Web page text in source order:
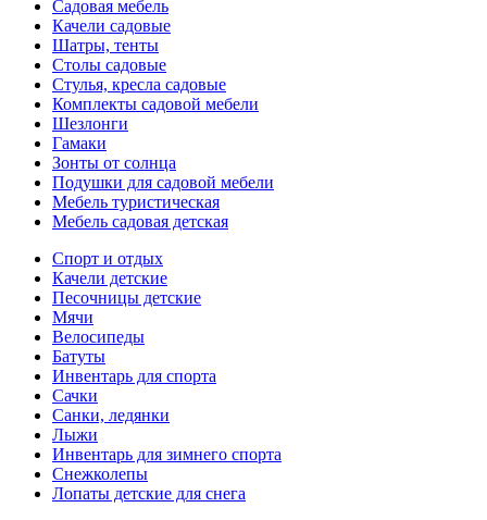
Садовая мебель
Качели садовые
Шатры, тенты
Столы садовые
Стулья, кресла садовые
Комплекты садовой мебели
Шезлонги
Гамаки
Зонты от солнца
Подушки для садовой мебели
Мебель туристическая
Мебель садовая детская
Спорт и отдых
Качели детские
Песочницы детские
Мячи
Велосипеды
Батуты
Инвентарь для спорта
Сачки
Санки, ледянки
Лыжи
Инвентарь для зимнего спорта
Снежколепы
Лопаты детские для снега